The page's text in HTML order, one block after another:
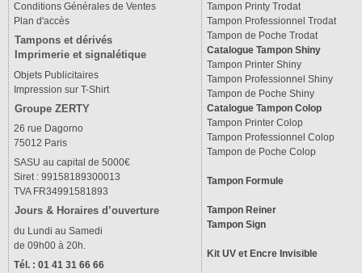
Conditions Générales de Ventes
Plan d'accès
Tampons et dérivés
Imprimerie et signalétique
Objets Publicitaires
Impression sur T-Shirt
Groupe ZERTY
26 rue Dagorno
75012 Paris
SASU au capital de 5000€
Siret : 99158189300013
TVA FR34991581893
Jours & Horaires d’ouverture
du Lundi au Samedi
de 09h00 à 20h.
Tél. : 01 41 31 66 66
Tampon Printy Trodat
Tampon Professionnel Trodat
Tampon de Poche Trodat
Catalogue Tampon Shiny
Tampon Printer Shiny
Tampon Professionnel Shiny
Tampon de Poche Shiny
Catalogue Tampon Colop
Tampon Printer Colop
Tampon Professionnel Colop
Tampon de Poche Colop
Tampon Formule
Tampon Reiner
Tampon Sign
Kit UV et Encre Invisible